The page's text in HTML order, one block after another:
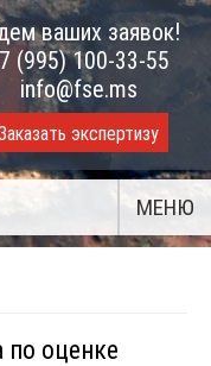
ваших заявок!
(995) 100-33-55
info@fse.ms
экспертизу
МЕНЮ
по оценке